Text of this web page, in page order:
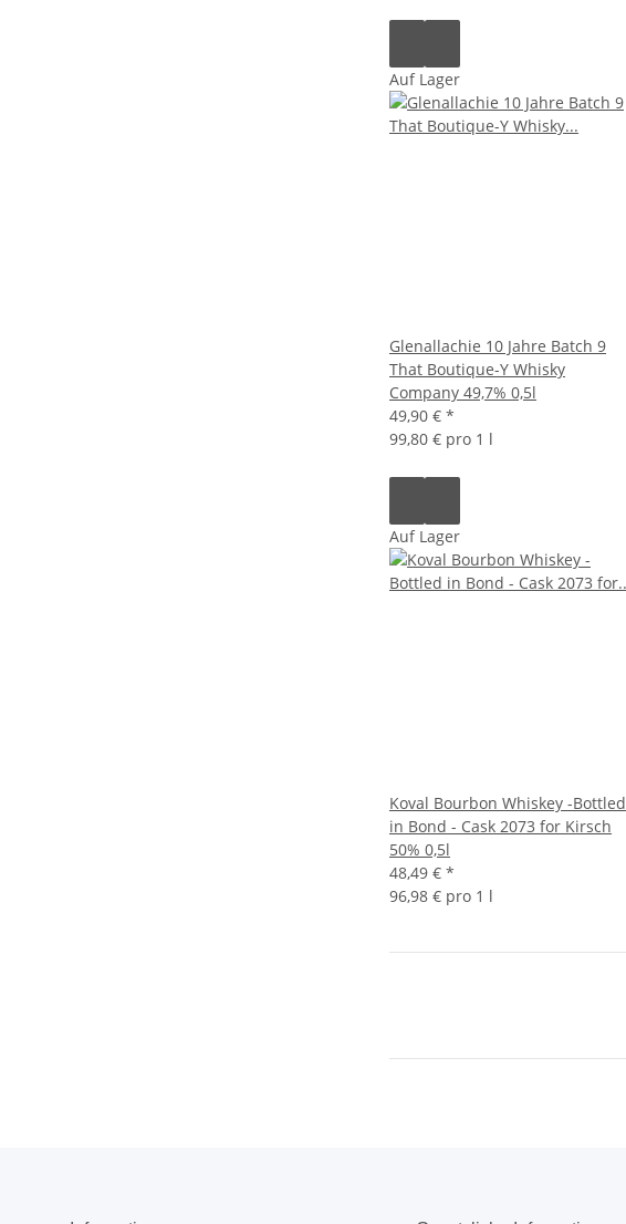
Auf Lager
Glenallachie 10 Jahre Batch 9
That Boutique-Y Whisky
Company 49,7% 0,5l
49,90 € *
99,80 € pro 1 l
Auf Lager
Koval Bourbon Whiskey -Bottled
in Bond - Cask 2073 for Kirsch
50% 0,5l
48,49 € *
96,98 € pro 1 l